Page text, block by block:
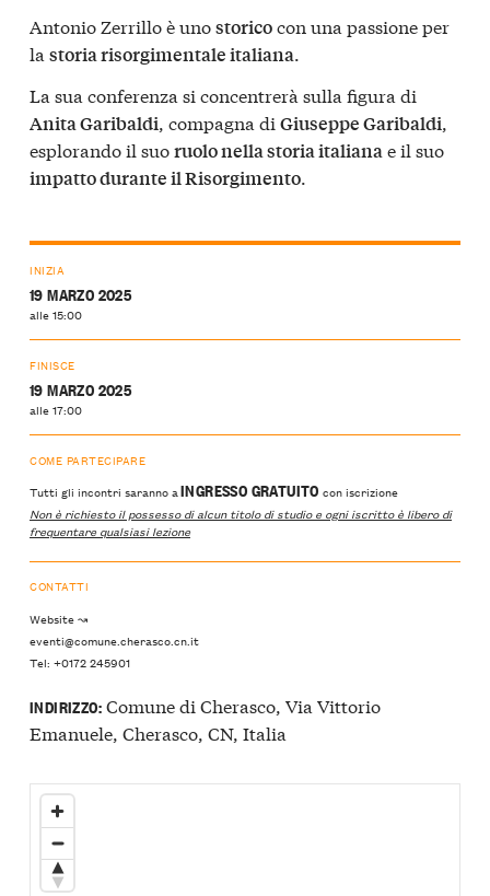
Antonio Zerrillo è unostoricocon una passione per
la storia risorgimentale italiana.
La sua conferenza si concentrerà sulla figura di
Anita Garibaldi, compagna di Giuseppe Garibaldi,
esplorando il suoruolo nella storia italianae il suo
impatto durante il Risorgimento.
INIZIA
19 MARZO 2025
alle 15:00
FINISCE
19 MARZO 2025
alle 17:00
COME PARTECIPARE
Tutti gli incontri saranno aINGRESSO GRATUITO con iscrizione
Non è richiesto il possesso di alcun titolo di studio e ogni iscritto è libero di
frequentare qualsiasi lezione
CONTATTI
Website ↝
eventi@comune.cherasco.cn.it
Tel: +0172 245901
INDIRIZZO:Comune di Cherasco, Via Vittorio
Emanuele, Cherasco, CN, Italia